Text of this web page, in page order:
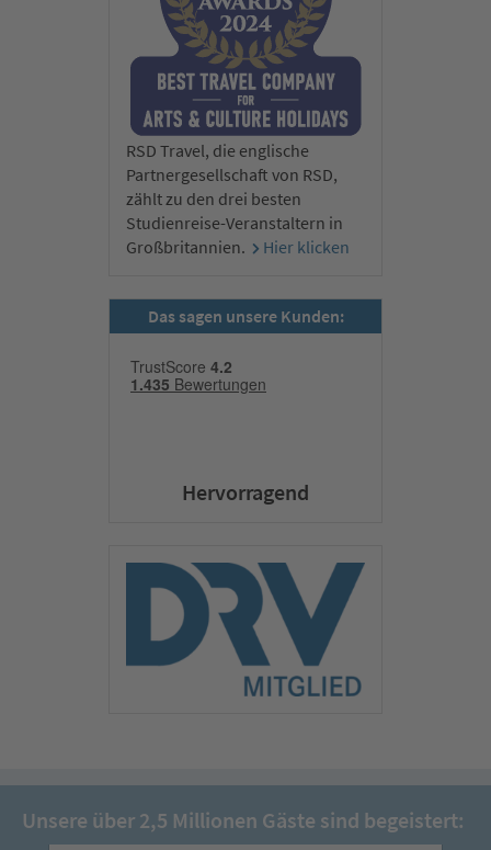
RSD Travel, die englische
Partnergesellschaft von RSD,
zählt zu den drei besten
Studienreise-Veranstaltern in
Großbritannien.
Hier klicken
Das sagen unsere Kunden:
Hervorragend
Unsere über 2,5 Millionen Gäste sind begeistert: